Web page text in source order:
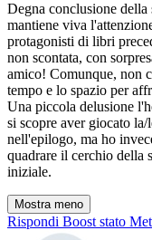
Degna conclusione della
mantiene viva
protagonisti di libri
non scontata, con
amico! Comunque, non
tempo e lo spazio per
Una piccola delusione
si scopre aver giocato
nell'epilogo, ma ho
quadrare il cerchio della
iniziale.
Mostra meno
Rispondi Boost stato